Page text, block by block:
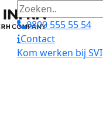
0800 555 55 54
Contact
Kom werken bij SVI